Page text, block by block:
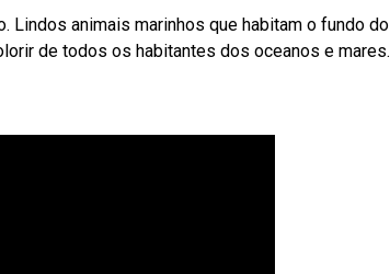
Lindos animais marinhos que habitam o fundo do
de todos os habitantes dos oceanos e mares.